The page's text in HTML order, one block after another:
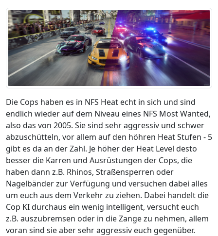
Die Cops haben es in NFS Heat echt in sich und sind
endlich wieder auf dem Niveau eines NFS Most Wanted,
also das von 2005. Sie sind sehr aggressiv und schwer
abzuschütteln, vor allem auf den höhren Heat Stufen - 5
gibt es da an der Zahl. Je höher der Heat Level desto
besser die Karren und Ausrüstungen der Cops, die
haben dann z.B. Rhinos, Straßensperren oder
Nagelbänder zur Verfügung und versuchen dabei alles
um euch aus dem Verkehr zu ziehen. Dabei handelt die
Cop KI durchaus ein wenig intelligent, versucht euch
z.B. auszubremsen oder in die Zange zu nehmen, allem
voran sind sie aber sehr aggressiv euch gegenüber.